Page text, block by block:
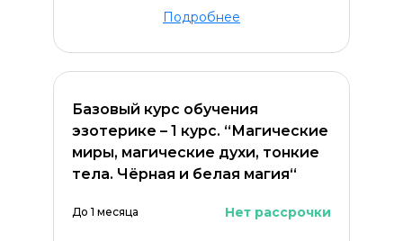
Подробнее
Базовый курс обучения
эзотерике – 1 курс. “Магические
миры, магические духи, тонкие
тела. Чёрная и белая магия“
До 1 месяца Нет рассрочки